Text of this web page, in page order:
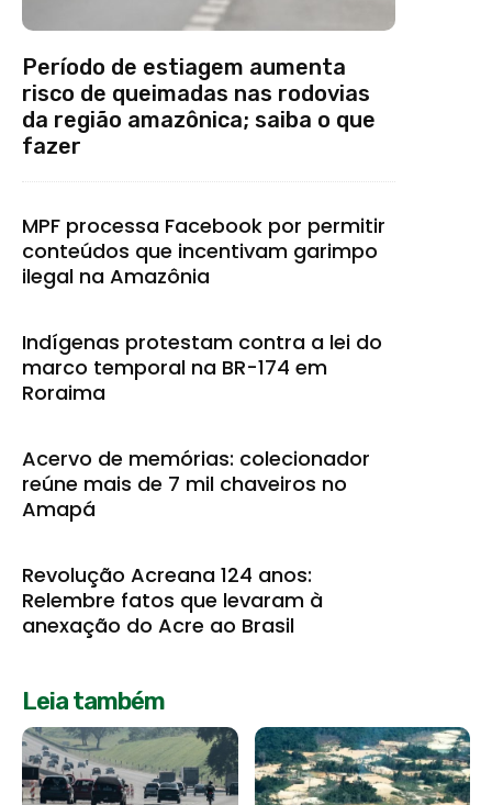
Período de estiagem aumenta
risco de queimadas nas rodovias
da região amazônica; saiba o que
fazer
MPF processa Facebook por permitir
conteúdos que incentivam garimpo
ilegal na Amazônia
Indígenas protestam contra a lei do
marco temporal na BR-174 em
Roraima
Acervo de memórias: colecionador
reúne mais de 7 mil chaveiros no
Amapá
Revolução Acreana 124 anos:
Relembre fatos que levaram à
anexação do Acre ao Brasil
Leia também